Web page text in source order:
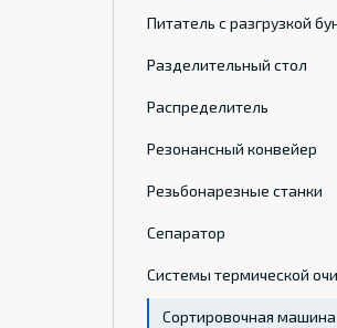
Питатель с разгрузкой
Разделительный стол
Распределитель
Резонансный конвейер
Резьбонарезные станки
Сепаратор
Системы термической
Сортировочная машина